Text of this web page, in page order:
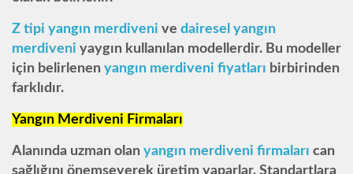
Z tipi yangın merdiveni ve dairesel yangın
merdiveni yaygın kullanılan modellerdir. Bu modeller
için belirlenen yangın merdiveni fiyatları birbirinden
farklıdır.
Yangın Merdiveni Firmaları
Alanında uzman olan yangın merdiveni firmaları can
sağlığını önemseyerek üretim yaparlar. Standartlara